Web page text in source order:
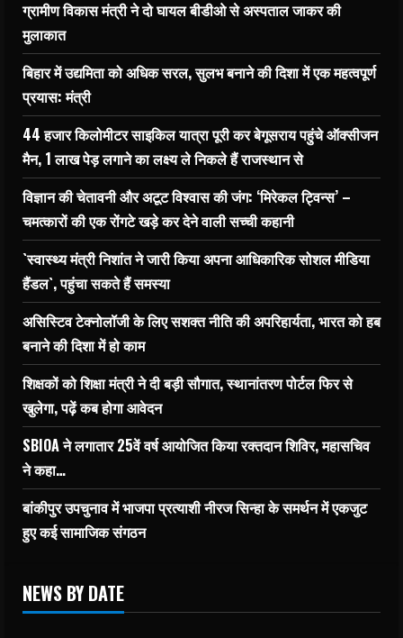
ग्रामीण विकास मंत्री ने दो घायल बीडीओ से अस्पताल जाकर की
मुलाकात
बिहार में उद्यमिता को अधिक सरल, सुलभ बनाने की दिशा में एक महत्वपूर्ण
प्रयास: मंत्री
44 हजार किलोमीटर साइकिल यात्रा पूरी कर बेगूसराय पहुंचे ऑक्सीजन
मैन, 1 लाख पेड़ लगाने का लक्ष्य ले निकले हैं राजस्थान से
विज्ञान की चेतावनी और अटूट विश्वास की जंग: ‘मिरेकल ट्विन्स’ –
चमत्कारों की एक रोंगटे खड़े कर देने वाली सच्ची कहानी
`स्वास्थ्य मंत्री निशांत ने जारी किया अपना आधिकारिक सोशल मीडिया
हैंडल`, पहुंचा सकते हैं समस्या
असिस्टिव टेक्नोलॉजी के लिए सशक्त नीति की अपरिहार्यता, भारत को हब
बनाने की दिशा में हो काम
शिक्षकों को शिक्षा मंत्री ने दी बड़ी सौगात, स्थानांतरण पोर्टल फिर से
खुलेगा, पढ़ें कब होगा आवेदन
SBIOA ने लगातार 25वें वर्ष आयोजित किया रक्तदान शिविर, महासचिव
ने कहा…
बांकीपुर उपचुनाव में भाजपा प्रत्याशी नीरज सिन्हा के समर्थन में एकजुट
हुए कई सामाजिक संगठन
NEWS BY DATE